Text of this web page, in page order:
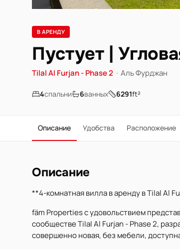
В АРЕНДУ
Пустует |
Tilal Al Furjan - Phase 2 · Аль Фурджан
4спальни 6ванных 6291ft²
Описание Удобства Расположение
Описание
**4-комнатная вилла в аренду в Tilal Al
fäm Properties с удовольствием
сообществе Tilal Al Furjan - Phase 2,
совершенно новая, без мебели,